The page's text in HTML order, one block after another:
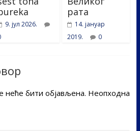
9. јул 2026.
рата
14. јануар
2019.
0
бити објављена. Неопходна